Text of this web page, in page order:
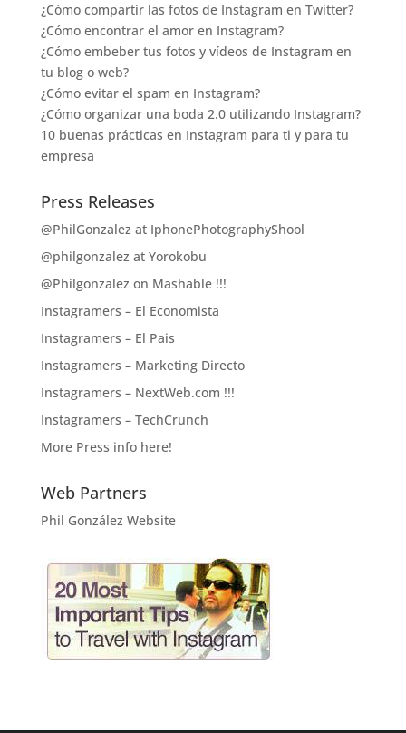
¿Cómo compartir las fotos de Instagram en Twitter?
¿Cómo encontrar el amor en Instagram?
¿Cómo embeber tus fotos y vídeos de Instagram en
tu blog o web?
¿Cómo evitar el spam en Instagram?
¿Cómo organizar una boda 2.0 utilizando Instagram?
10 buenas prácticas en Instagram para ti y para tu
empresa
Press Releases
@PhilGonzalez at IphonePhotographyShool
@philgonzalez at Yorokobu
@Philgonzalez on Mashable !!!
Instagramers – El Economista
Instagramers – El Pais
Instagramers – Marketing Directo
Instagramers – NextWeb.com !!!
Instagramers – TechCrunch
More Press info here!
Web Partners
Phil González Website